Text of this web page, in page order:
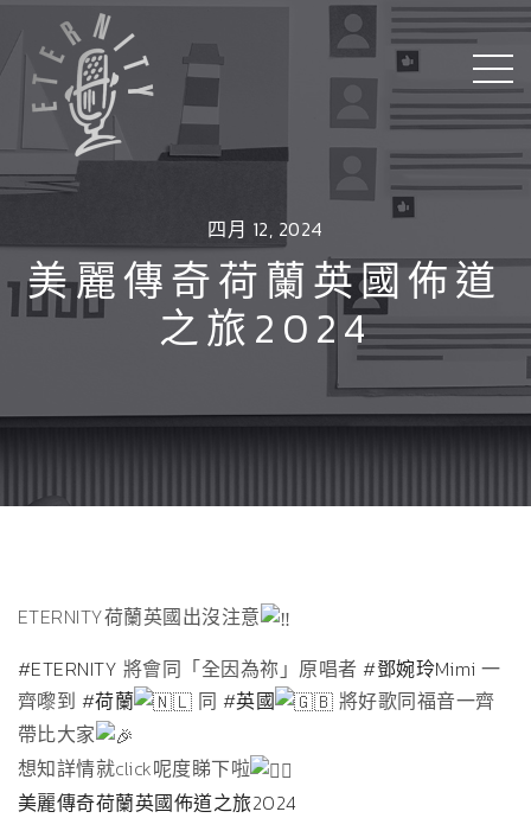
四月 12, 2024
美麗傳奇荷蘭英國佈道
之旅2024
ETERNITY荷蘭英國出沒注意
#ETERNITY 將會同「全因為祢」原唱者 #鄧婉玲Mimi 一
齊嚟到 #荷蘭 同 #英國
將好歌同福音一齊
帶比大家
想知詳情就click呢度睇下啦
美麗傳奇荷蘭英國佈道之旅2024